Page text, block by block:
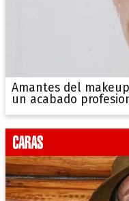
Amantes del
un acabado